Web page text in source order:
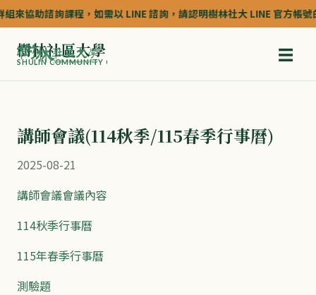
來協助諮詢課程，如需以 LINE 諮詢，請認明樹林社大 LINE 官方帳
樹林社區大學
SHULIN COMMUNITY COLLEGE ☰
講師會議(114秋季/115春季行事曆)
2025-08-21
講師會議會議內容
114秋季行事曆
115年春季行事曆
測驗題